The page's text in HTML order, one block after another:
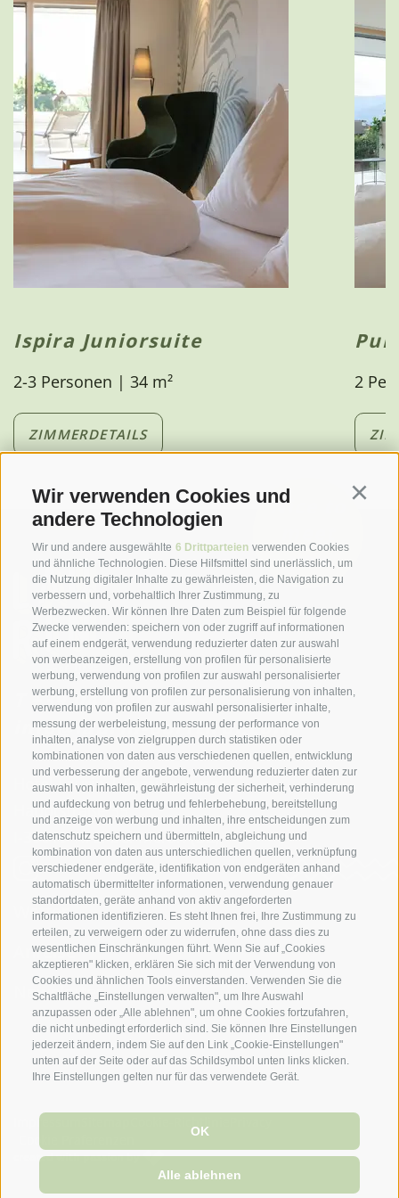
Wir verwenden Cookies und
andere Technologien
Wir und andere ausgewählte 6 Drittparteien verwenden Cookies
und ähnliche Technologien. Diese Hilfsmittel sind unerlässlich, um
die Nutzung digitaler Inhalte zu gewährleisten, die Navigation zu
verbessern und, vorbehaltlich Ihrer Zustimmung, zu
Werbezwecken. Wir können Ihre Daten zum Beispiel für folgende
Zwecke verwenden: speichern von oder zugriff auf informationen
auf einem endgerät, verwendung reduzierter daten zur auswahl
von werbeanzeigen, erstellung von profilen für personalisierte
werbung, verwendung von profilen zur auswahl personalisierter
werbung, erstellung von profilen zur personalisierung von inhalten,
verwendung von profilen zur auswahl personalisierter inhalte,
messung der werbeleistung, messung der performance von
inhalten, analyse von zielgruppen durch statistiken oder
kombinationen von daten aus verschiedenen quellen, entwicklung
und verbesserung der angebote, verwendung reduzierter daten zur
auswahl von inhalten, gewährleistung der sicherheit, verhinderung
und aufdeckung von betrug und fehlerbehebung, bereitstellung
und anzeige von werbung und inhalten, ihre entscheidungen zum
datenschutz speichern und übermitteln, abgleichung und
kombination von daten aus unterschiedlichen quellen, verknüpfung
verschiedener endgeräte, identifikation von endgeräten anhand
automatisch übermittelter informationen, verwendung genauer
standortdaten, geräte anhand von aktiv angeforderten
informationen identifizieren. Es steht Ihnen frei, Ihre Zustimmung zu
erteilen, zu verweigern oder zu widerrufen, ohne dass dies zu
wesentlichen Einschränkungen führt. Wenn Sie auf „Cookies
akzeptieren" klicken, erklären Sie sich mit der Verwendung von
Cookies und ähnlichen Tools einverstanden. Verwenden Sie die
Schaltfläche „Einstellungen verwalten", um Ihre Auswahl
anzupassen oder „Alle ablehnen", um ohne Cookies fortzufahren,
die nicht unbedingt erforderlich sind. Sie können Ihre Einstellungen
jederzeit ändern, indem Sie auf den Link „Cookie-Einstellungen"
unten auf der Seite oder auf das Schildsymbol unten links klicken.
Ihre Einstellungen gelten nur für das verwendete Gerät.
OK
Alle ablehnen
T +39 0473 923 363
info@laurin-dorftirol.com
NewsletterWetterAnreise
Ispira Juniorsuite
2-3 Personen | 34 m²
ZIMMERDETAILS
2
Nice to
you
+39 0473 923 363
info@laurin-dorftirol.com
Hotel Laurin | Familie Illmer
Hauptstraße 35
I-39019 Tirol bei Meran (BZ)
Wetter
Anreise
Newsletter
Impressum
created with passion by